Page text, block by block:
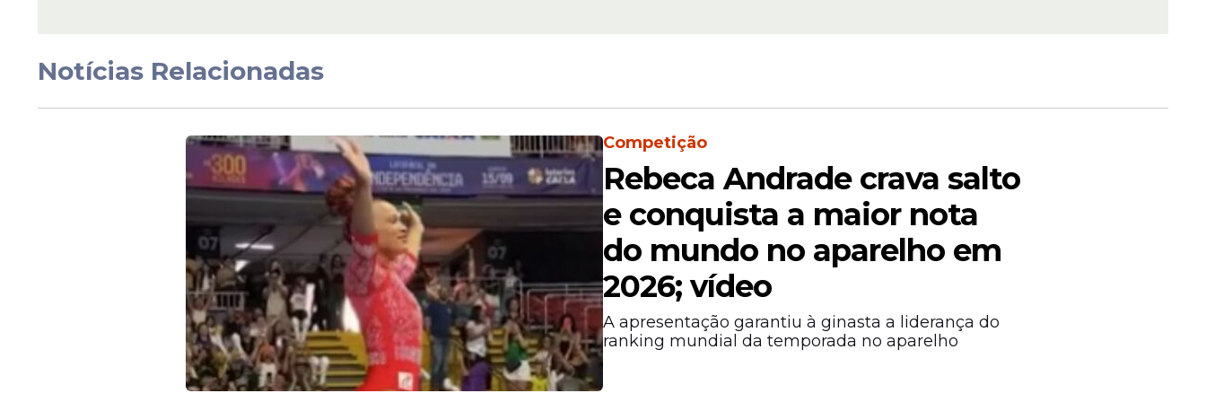
O Náutico, inclusive, vinha monitorando o mercado em busca de mais um centroavante para
dividir responsabilidades no setor, o que mostra a dependência atual do elenco em relação ao
experiente atacante.
Notícias Relacionadas
Competição
Rebeca Andrade crava salto
e conquista a maior nota
do mundo no aparelho em
2026; vídeo
A apresentação garantiu à ginasta a liderança do
ranking mundial da temporada no aparelho